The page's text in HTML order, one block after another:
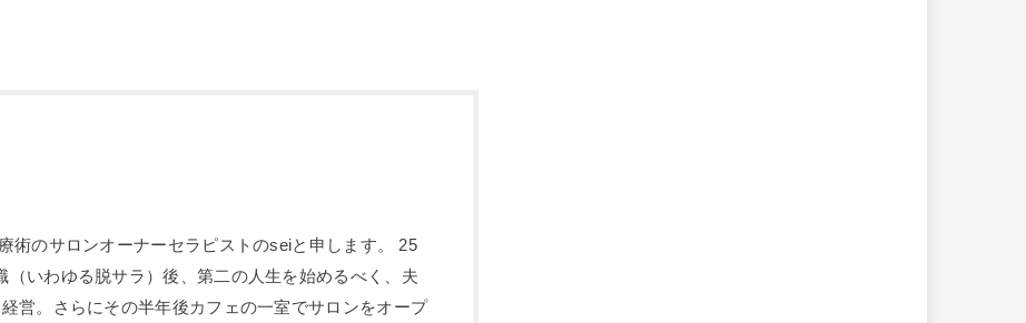
術のサロンオーナーセラピストのseiと申します。 25
（いわゆる脱サラ）後、第二の人生を始めるべく、夫
営。さらにその半年後カフェの一室でサロンをオープ